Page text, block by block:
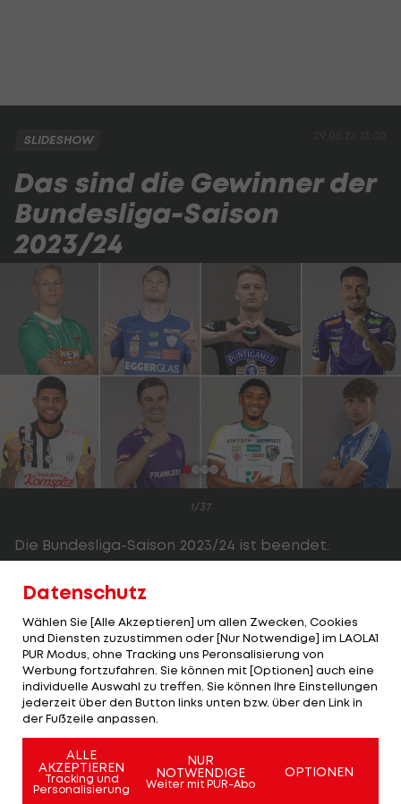
SLIDESHOW
Das sind die Gewinner der
Bundesliga-Saison
2023/24
1/37
Die Bundesliga-Saison 2023/24 ist beendet.
Einige Spieler werden ihren Urlaub zufriedener
drei Gewinner ausgewählt.
Das sind nicht zwangsläufig die besten Spieler
ihrer Teams gewesen. Ihre Auswahl kann auch
bedeuten, dass sie die vor der Saison in sie
gesetzten Erwartungen übertroffen haben, dass
sie im Vergleich zur vorangegangenen Spielzeit
einen Entwicklungssprung gemacht oder
Datenschutz
Wählen Sie [Alle Akzeptieren] um allen Zwecken, Cookies
und Diensten zuzustimmen oder [Nur Notwendige] im LAOLA1
PUR Modus, ohne Tracking uns Peronsalisierung von
Werbung fortzufahren. Sie können mit [Optionen] auch eine
individuelle Auswahl zu treffen. Sie können Ihre Einstellungen
jederzeit über den Button links unten bzw. über den Link in
der Fußzeile anpassen.
ALLE
AKZEPTIEREN
Tracking und
Personalisierung
NUR
NOTWENDIGE
Weiter mit PUR-Abo
OPTIONEN